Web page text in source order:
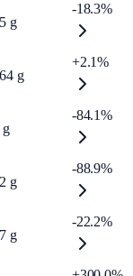
g
-18.3%
g
+2.1%
g
-84.1%
g
-88.9%
g
-22.2%